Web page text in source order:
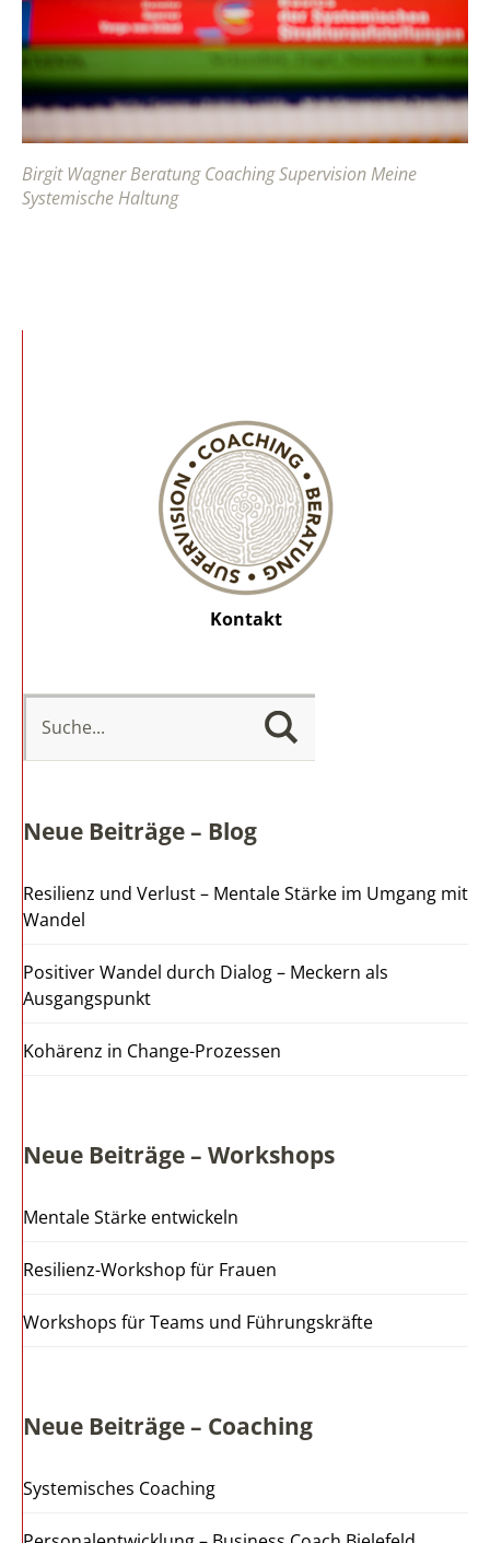
Birgit Wagner Beratung Coaching Supervision Meine
Systemische Haltung
Kontakt
Neue Beiträge – Blog
Resilienz und Verlust – Mentale Stärke im Umgang mit
Wandel
Positiver Wandel durch Dialog – Meckern als
Ausgangspunkt
Kohärenz in Change-Prozessen
Neue Beiträge – Workshops
Mentale Stärke entwickeln
Resilienz-Workshop für Frauen
Workshops für Teams und Führungskräfte
Neue Beiträge – Coaching
Systemisches Coaching